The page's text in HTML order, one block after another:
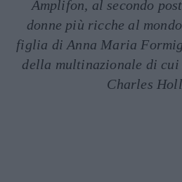
Amplifon, al secondo
donne più ricche al
figlia di Anna Maria
della multinazionale di cui
Charles